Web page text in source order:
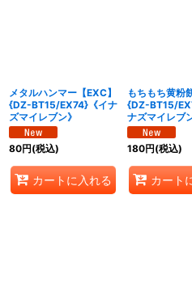
メタルハンマー【EXC】
{DZ-BT15/EX74}《イナ
ズマイレブン》
80円(税込)
カートに入れる
もちもち黄粉
{DZ-BT15/
ナズマイレブ
180円(税込)
カート